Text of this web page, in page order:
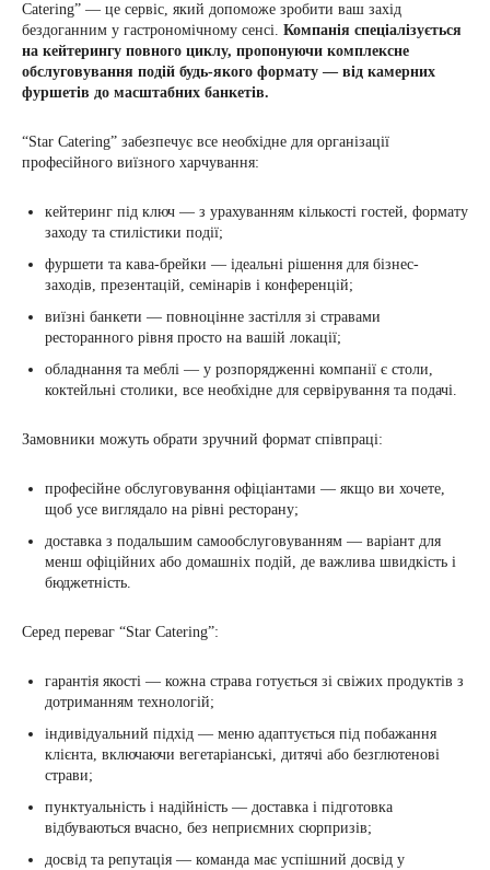
Catering” — це сервіс, який допоможе зробити ваш захід
бездоганним у гастрономічному сенсі. Компанія спеціалізується
на кейтерингу повного циклу, пропонуючи комплексне
обслуговування подій будь-якого формату — від камерних
фуршетів до масштабних банкетів.
“Star Catering” забезпечує все необхідне для організації
професійного виїзного харчування:
кейтеринг під ключ — з урахуванням кількості гостей, формату
заходу та стилістики події;
фуршети та кава-брейки — ідеальні рішення для бізнес-
заходів, презентацій, семінарів і конференцій;
виїзні банкети — повноцінне застілля зі стравами
ресторанного рівня просто на вашій локації;
обладнання та меблі — у розпорядженні компанії є столи,
коктейльні столики, все необхідне для сервірування та подачі.
Замовники можуть обрати зручний формат співпраці:
професійне обслуговування офіціантами — якщо ви хочете,
щоб усе виглядало на рівні ресторану;
доставка з подальшим самообслуговуванням — варіант для
менш офіційних або домашніх подій, де важлива швидкість і
бюджетність.
Серед переваг “Star Catering”:
гарантія якості — кожна страва готується зі свіжих продуктів з
дотриманням технологій;
індивідуальний підхід — меню адаптується під побажання
клієнта, включаючи вегетаріанські, дитячі або безглютенові
страви;
пунктуальність і надійність — доставка і підготовка
відбуваються вчасно, без неприємних сюрпризів;
досвід та репутація — команда має успішний досвід у